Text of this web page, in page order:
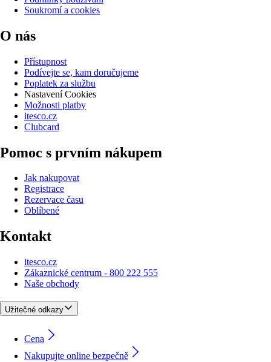
Soukromí a cookies
O nás
Přístupnost
Podívejte se, kam doručujeme
Poplatek za službu
Nastavení Cookies
Možnosti platby
itesco.cz
Clubcard
Pomoc s prvním nákupem
Jak nakupovat
Registrace
Rezervace času
Oblíbené
Kontakt
itesco.cz
Zákaznické centrum - 800 222 555
Naše obchody
Užitečné odkazy
Cena
Nakupujte online bezpečně